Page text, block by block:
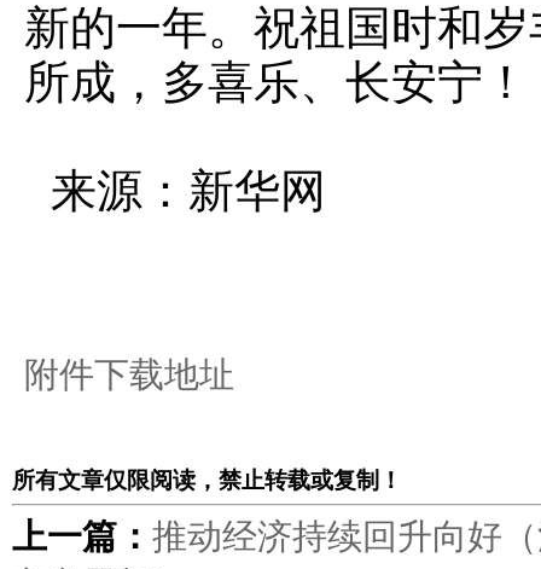
新的一年。祝祖国时和
所成，多喜乐、长安宁！
来源：新华网
附件下载地址
所有文章仅限阅读，禁止转载或复制！
上一篇： 推动经济持续回升向好